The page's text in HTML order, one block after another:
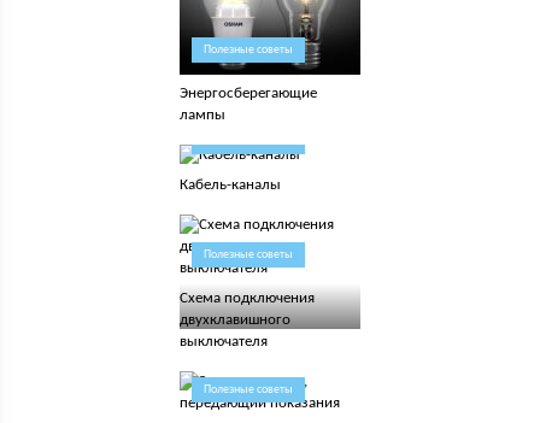
Полезные советы
Энергосберегающие
лампы
Кабель-каналы
Полезные советы
Схема подключения
двухклавишного
выключателя
Полезные советы